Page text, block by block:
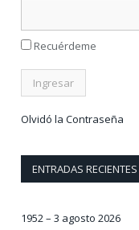
Recuérdeme
Olvidó la Contraseña
ENTRADAS RECIENTES
1952 – 3 agosto 2026